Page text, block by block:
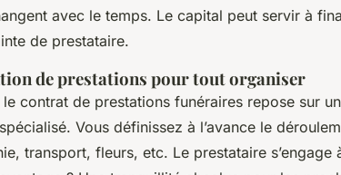
avec le temps. Le capital peut servir à
de prestataire.
de prestations pour tout organiser
le contrat de prestations funéraires repose sur
Vous définissez à l’avance le
transport, fleurs, etc. Le prestataire